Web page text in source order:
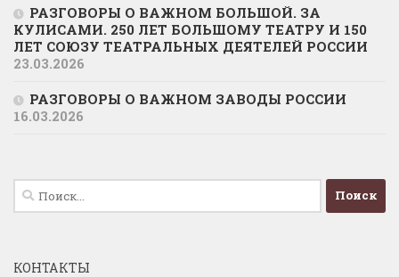
РАЗГОВОРЫ О ВАЖНОМ БОЛЬШОЙ. ЗА
КУЛИСАМИ. 250 ЛЕТ БОЛЬШОМУ ТЕАТРУ И 150
ЛЕТ СОЮЗУ ТЕАТРАЛЬНЫХ ДЕЯТЕЛЕЙ РОССИИ
23.03.2026
РАЗГОВОРЫ О ВАЖНОМ ЗАВОДЫ РОССИИ
16.03.2026
Найти:
КОНТАКТЫ